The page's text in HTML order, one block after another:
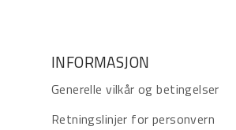
INFORMASJON
Generelle vilkår og betingelser
Retningslinjer for personvern